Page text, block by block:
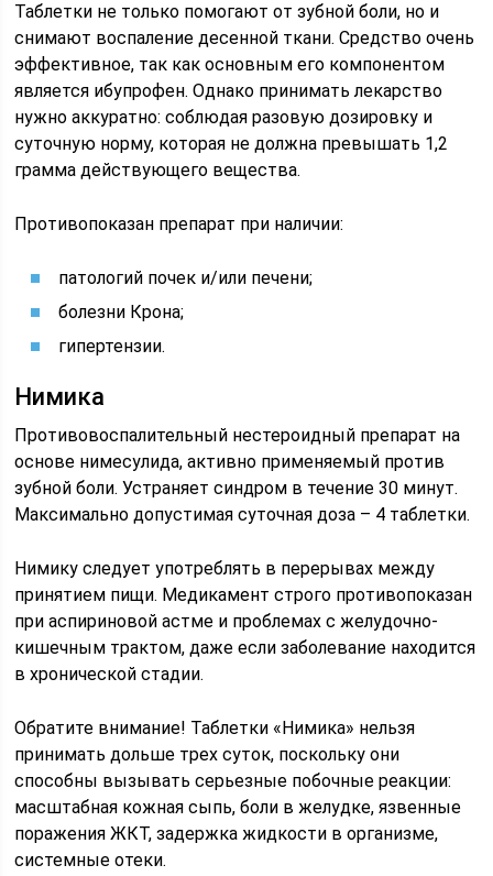
Таблетки не только помогают от зубной боли, но и
снимают воспаление десенной ткани. Средство очень
эффективное, так как основным его компонентом
является ибупрофен. Однако принимать лекарство
нужно аккуратно: соблюдая разовую дозировку и
суточную норму, которая не должна превышать 1,2
грамма действующего вещества.
Противопоказан препарат при наличии:
патологий почек и/или печени;
болезни Крона;
гипертензии.
Нимика
Противовоспалительный нестероидный препарат на
основе нимесулида, активно применяемый против
зубной боли. Устраняет синдром в течение 30 минут.
Максимально допустимая суточная доза – 4 таблетки.
Нимику следует употреблять в перерывах между
принятием пищи. Медикамент строго противопоказан
при аспириновой астме и проблемах с желудочно-
кишечным трактом, даже если заболевание находится
в хронической стадии.
Обратите внимание! Таблетки «Нимика» нельзя
принимать дольше трех суток, поскольку они
способны вызывать серьезные побочные реакции:
масштабная кожная сыпь, боли в желудке, язвенные
поражения ЖКТ, задержка жидкости в организме,
системные отеки.